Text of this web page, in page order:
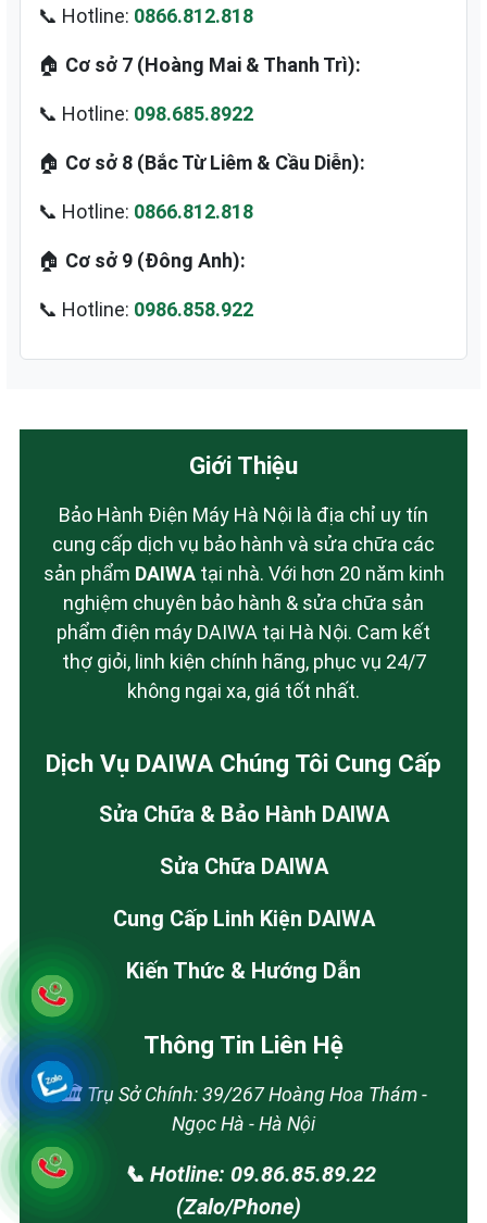
📞 Hotline: 0866.812.818
🏠 Cơ sở 7 (Hoàng Mai & Thanh Trì):
📞 Hotline: 098.685.8922
🏠 Cơ sở 8 (Bắc Từ Liêm & Cầu Diễn):
📞 Hotline: 0866.812.818
🏠 Cơ sở 9 (Đông Anh):
📞 Hotline: 0986.858.922
Giới Thiệu
Bảo Hành Điện Máy Hà Nội là địa chỉ uy tín
cung cấp dịch vụ bảo hành và sửa chữa các
sản phẩm DAIWAtại nhà. Với hơn 20 năm kinh
nghiệm chuyên bảo hành & sửa chữa sản
phẩm điện máy DAIWA tại Hà Nội. Cam kết
thợ giỏi, linh kiện chính hãng, phục vụ 24/7
không ngại xa, giá tốt nhất.
Dịch Vụ DAIWA Chúng Tôi Cung Cấp
Sửa Chữa & Bảo Hành DAIWA
Sửa Chữa DAIWA
Cung Cấp Linh Kiện DAIWA
Kiến Thức & Hướng Dẫn
Thông Tin Liên Hệ
🏛️ Trụ Sở Chính: 39/267 Hoàng Hoa Thám -
Ngọc Hà - Hà Nội
📞 Hotline: 09.86.85.89.22
(Zalo/Phone)